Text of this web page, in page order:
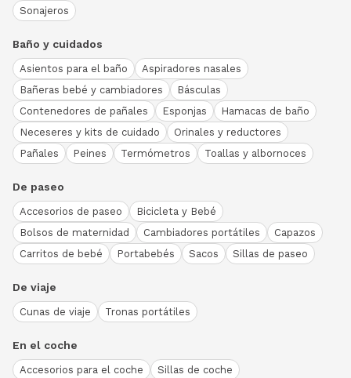
Sonajeros
Baño y cuidados
Asientos para el baño
Aspiradores nasales
Bañeras bebé y cambiadores
Básculas
Contenedores de pañales
Esponjas
Hamacas de baño
Neceseres y kits de cuidado
Orinales y reductores
Pañales
Peines Termómetros Toallas y albornoces
De paseo
Accesorios de paseo
Bicicleta y Bebé
Bolsos de maternidad
Cambiadores portátiles
Capazos
Carritos de bebé
Portabebés Sacos Sillas de paseo
De viaje
Cunas de viaje Tronas portátiles
En el coche
Accesorios para el coche Sillas de coche